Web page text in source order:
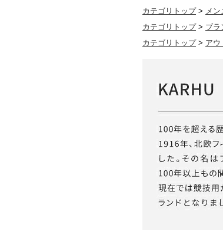
カテゴリトップ> メン
カテゴリトップ> ブラ
カテゴリトップ> アウ